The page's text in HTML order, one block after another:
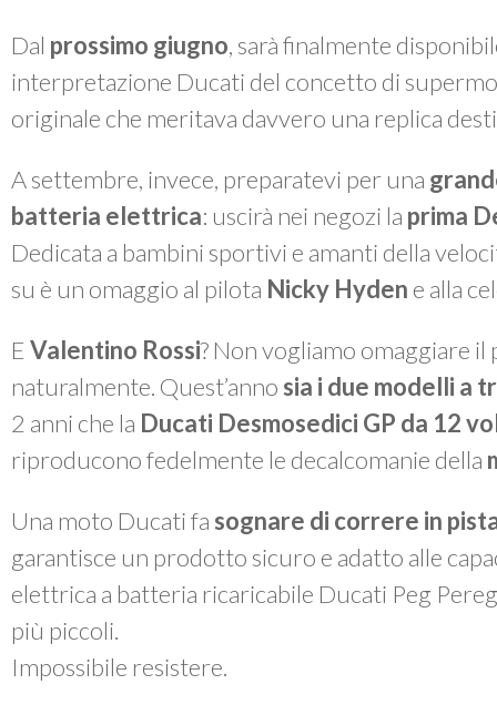
Dal prossimo giugno, sarà finalmente
interpretazione Ducati del concetto di
originale che meritava davvero una replica
A settembre, invece, preparatevi per una
batteria elettrica: uscirà nei negozi la prima
Dedicata a bambini sportivi e amanti della
su è un omaggio al pilota Nicky Hyden e alla
E Valentino Rossi? Non vogliamo omaggiare
naturalmente. Quest’anno sia i due modelli a
2 anni che la Ducati Desmosedici GP da 12
riproducono fedelmente le decalcomanie della
Una moto Ducati fa sognare di correre in
garantisce un prodotto sicuro e adatto alle
elettrica a batteria ricaricabile Ducati Peg
più piccoli.
Impossibile resistere.